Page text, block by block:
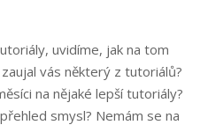
uvidíme, jak na tom
vás některý z tutoriálů?
na nějaké lepší tutoriály?
smysl? Nemám se na